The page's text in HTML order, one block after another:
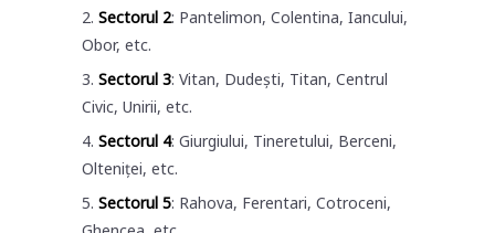
Sectorul 2: Pantelimon, Colentina, Iancului,
Obor, etc.
Sectorul 3: Vitan, Dudești, Titan, Centrul
Civic, Unirii, etc.
Sectorul 4: Giurgiului, Tineretului, Berceni,
Olteniței, etc.
Sectorul 5: Rahova, Ferentari, Cotroceni,